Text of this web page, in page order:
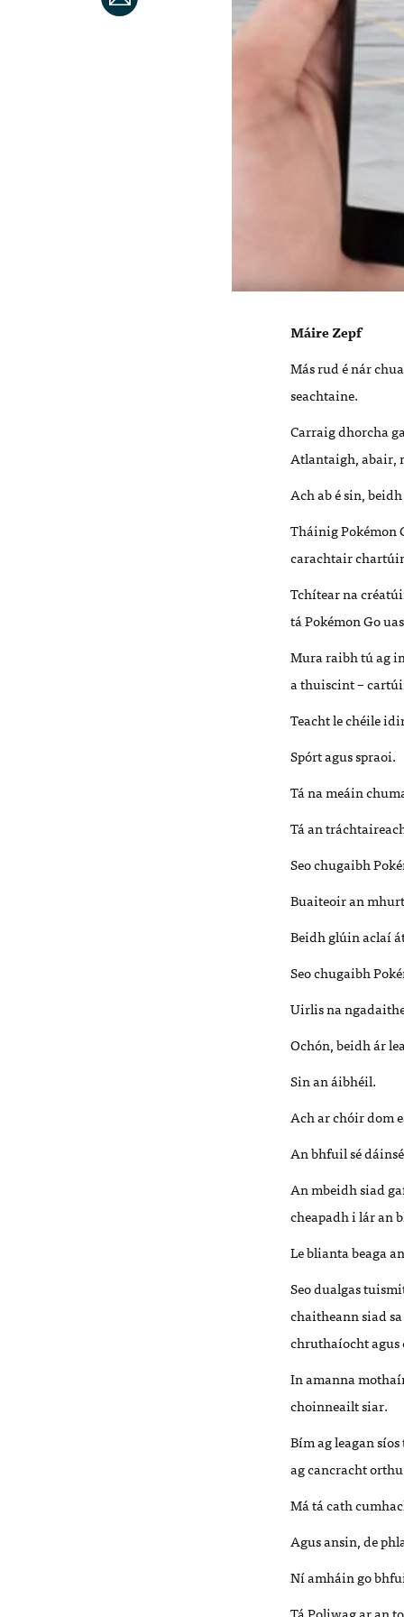
Máire Zepf
Más rud é nár
seachtaine.
Carraig dhorcha
Atlantaigh, abair,
Ach ab é sin,
Tháinig Pokémon
carachtair
Tchítear na
tá Pokémon Go
Mura raibh tú ag
a thuiscint –
Teacht le chéile
Spórt agus spraoi.
Tá na meáin
Tá an
Seo chugaibh
Buaiteoir an
Beidh glúin aclaí
Seo chugaibh
Uirlis na
Ochón, beidh ár
Sin an áibhéil.
Ach ar chóir dom
An bhfuil sé
An mbeidh siad
cheapadh i lár an
Le blianta beaga
Seo dualgas
chaitheann siad
chruthaíocht agus
In amanna
choinneailt siar.
Bím ag leagan
ag cancracht
Má tá cath
Agus ansin, de
Ní amháin go